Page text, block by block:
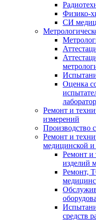
Физико-
СИ
Оценка
Ремонт и
измерений
Производство
Ремонт и
медицинской
Ремонт и
изделий
Ремонт,
средств